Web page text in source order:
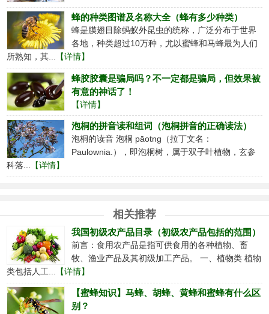
蜂的种类图谱及名称大全（蜂有多少种类）
蜂是膜翅目除蚂蚁外昆虫的统称，广泛分布于世界
各地，种类超过10万种，尤以蜜蜂和马蜂最为人们
所熟知，其... 【详情】
蜂胶胶囊是骗局吗？不一定都是骗局，但效果被
有意的神话了！
【详情】
泡桐的拼音读和组词（泡桐拼音的正确读法）
泡桐的读音 泡桐 pāotng（拉丁文名：
Paulownia.），即泡桐树，属于双子叶植物，玄参
科落...
【详情】
相关推荐
我国初级农产品目录（初级农产品包括的范围）
前言：食用农产品是指可供食用的各种植物、畜
牧、渔业产品及其初级加工产品。 一、植物类 植物
类包括人工...
【详情】
【蜜蜂知识】马蜂、胡蜂、黄蜂和蜜蜂有什么区
别？